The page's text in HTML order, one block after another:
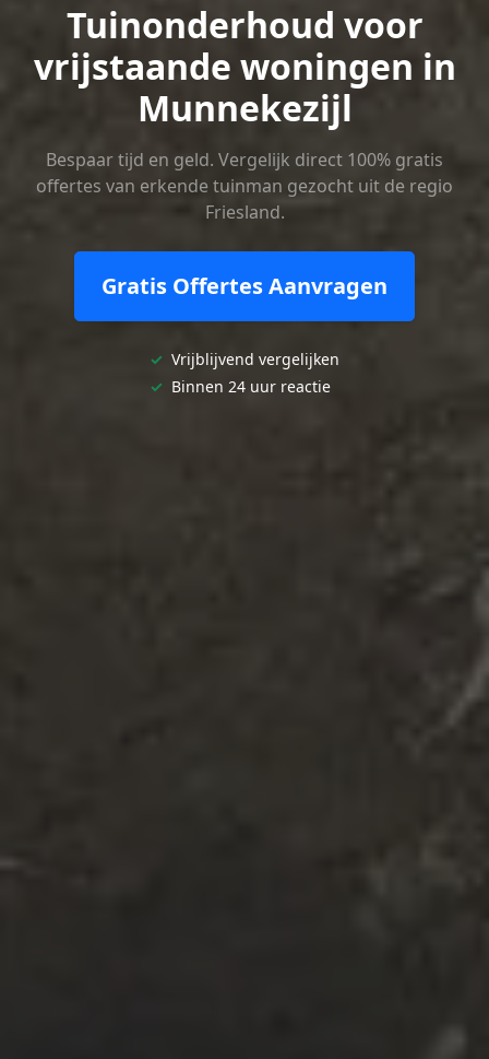
Tuinonderhoud voor
vrijstaande woningen in
Munnekezijl
Bespaar tijd en geld. Vergelijk direct 100% gratis
offertes van erkende tuinman gezocht uit de regio
Friesland.
Gratis Offertes Aanvragen
✓ Vrijblijvend vergelijken
✓ Binnen 24 uur reactie